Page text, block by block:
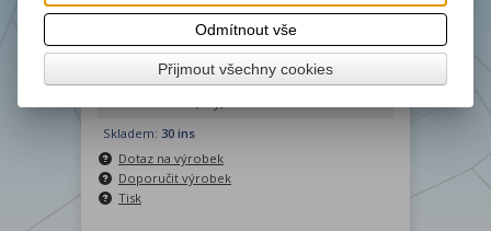
Výrobce:GEUS ware
Katalogové číslo:0050
Záruka (měsíců):24
Skladem: 30 ins
Dotaz na výrobek
Doporučit výrobek
Tisk
Odmítnout vše
Přijmout všechny cookies